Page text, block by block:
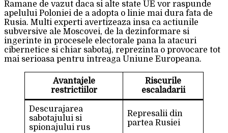
Ramane de vazut daca si alte state UE vor raspunde
apelului Poloniei de a adopta o linie mai dura fata de
Rusia. Multi experti avertizeaza insa ca actiunile
subversive ale Moscovei, de la dezinformare si
ingerinte in procesele electorale pana la atacuri
cibernetice si chiar sabotaj, reprezinta o provocare tot
mai serioasa pentru intreaga Uniune Europeana.
Avantajele
restrictiilor
Riscurile
escaladarii
Descurajarea
sabotajului si
spionajului rus
Represalii din
partea Rusiei